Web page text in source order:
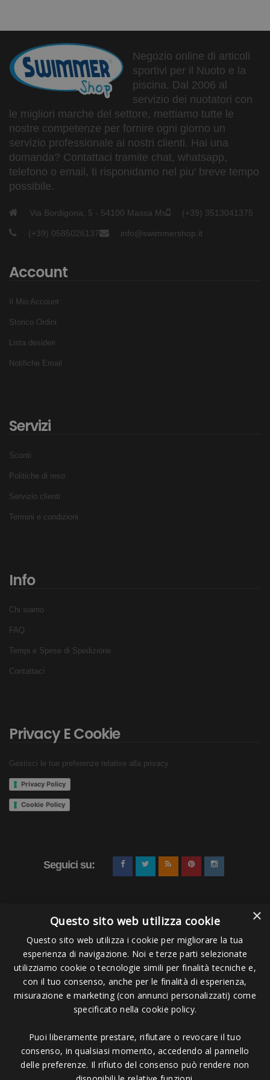
Negozio online di articoli
sportivi per il Nuoto e la
piscina. Dal 2006 al
servizio dei nuotatori con
le migliori marche del settore, mettiamo tutte le
nostre competenze per fornire ogni giorno un
servizio professionale ai nostri clienti. Hai una
domanda? Contattaci tramite chat, whatsapp,
telefono o email, ti risponidamo nel piu' breve tempo
possibile.
Via Bordigona, 5 - 54100 Massa Ms (+39) 3513041375
(+39) 0585026137 info@swimmershop.it
Account
Il Mio Account
Storico Ordini
Lista desideri
Notifiche Email
Servizi
Sconti
Politiche di reso
Servizio clienti
Termini e condizioni
Info
Chi siamo
FAQ
Tempi e Spese di Spedizione
Contattaci
Privacy E Cookie
Gestisci le tue preferenze relative alla privacy
Privacy Policy
Cookie Policy
Seguici su:
Pagamenti Accettati
Copyright © 2006 - 2023 -
Massa MS - Tel 0585026137 - P.IVA 01151030457 - REA MS 117168
×
Questo sito web utilizza cookie
Questo sito web utilizza i cookie per migliorare la tua
esperienza di navigazione. Noi e terze parti selezionate
utilizziamo cookie o tecnologie simili per finalità tecniche e,
con il tuo consenso, anche per le finalità di esperienza,
misurazione e marketing (con annunci personalizzati) come
specificato nella cookie policy.
Puoi liberamente prestare, rifiutare o revocare il tuo
consenso, in qualsiasi momento, accedendo al pannello
delle preferenze. Il rifiuto del consenso può rendere non